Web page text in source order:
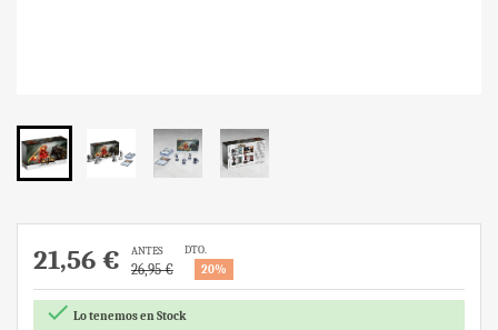
21,56 € ANTES
26,95 €
DTO.
20%
 Lo tenemos en Stock